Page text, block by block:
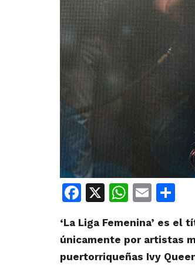
Facebook
X Email
‘La Liga Femenina’ es
únicamente por artistas
puertorriqueñas Ivy